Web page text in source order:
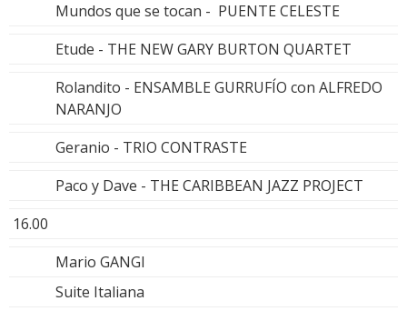
Mundos que se tocan - PUENTE CELESTE
Etude - THE NEW GARY BURTON QUARTET
Rolandito - ENSAMBLE GURRUFÍO con ALFREDO
NARANJO
Geranio - TRIO CONTRASTE
Paco y Dave - THE CARIBBEAN JAZZ PROJECT
16.00
Mario GANGI
Suite Italiana